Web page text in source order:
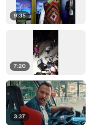
9:35
7:20
3:37